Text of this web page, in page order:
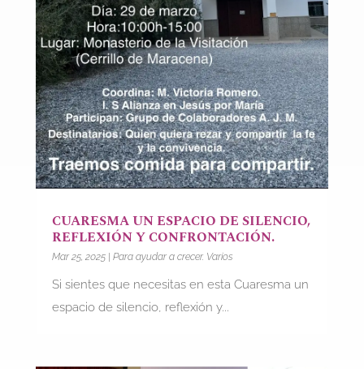
CUARESMA UN ESPACIO DE SILENCIO,
REFLEXIÓN Y CONFRONTACIÓN.
Mar 25, 2025| Para ayudar a crecer. Varios
Si sientes que necesitas en esta Cuaresma un
espacio de silencio, reflexión y...